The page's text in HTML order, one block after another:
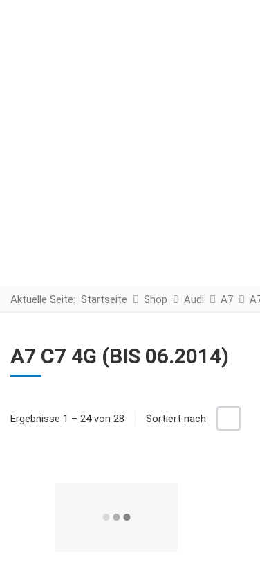
Aktuelle Seite: Startseite Shop Audi A7
A7 C7 4G (BIS 06.2014)
Ergebnisse 1 – 24 von 28 Sortiert nach